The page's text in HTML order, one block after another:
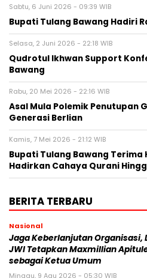
Sabtu, 6 Juni 2026 - 09:39 WIB
Bupati Tulang Bawang Hadiri
Selasa, 2 Juni 2026 - 22:18 WIB
Qudrotul Ikhwan Support
Bawang ‎
Rabu, 20 Mei 2026 - 22:16 WIB
Asal Mula Polemik Penutupan
Generasi Berlian ‎
Kamis, 7 Mei 2026 - 21:12 WIB
Bupati Tulang Bawang Terima
Hadirkan Cahaya Qurani
BERITA TERBARU
Nasional
Jaga Keberlanjutan Organisasi,
JWI Tetapkan Maxmillian
sebagai Ketua Umum
Minggu, 9 Agu 2026 - 05:30 WIB